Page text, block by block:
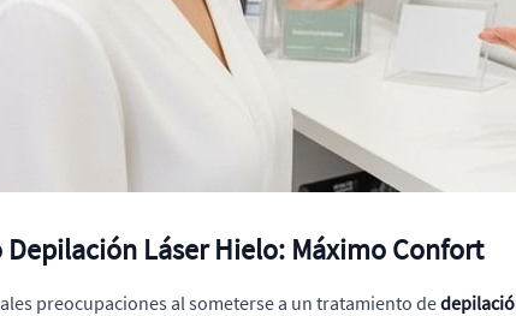
Láser Hielo: Máximo Confort
preocupaciones al someterse a un tratamiento de